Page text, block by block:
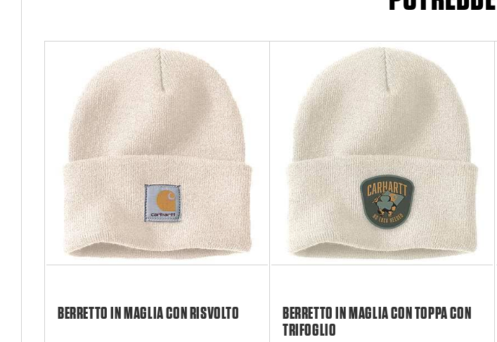
BERRETTO IN MAGLIA CON RISVOLTO
BERRETTO IN MAGLIA CON TOPPA CON
TRIFOGLIO